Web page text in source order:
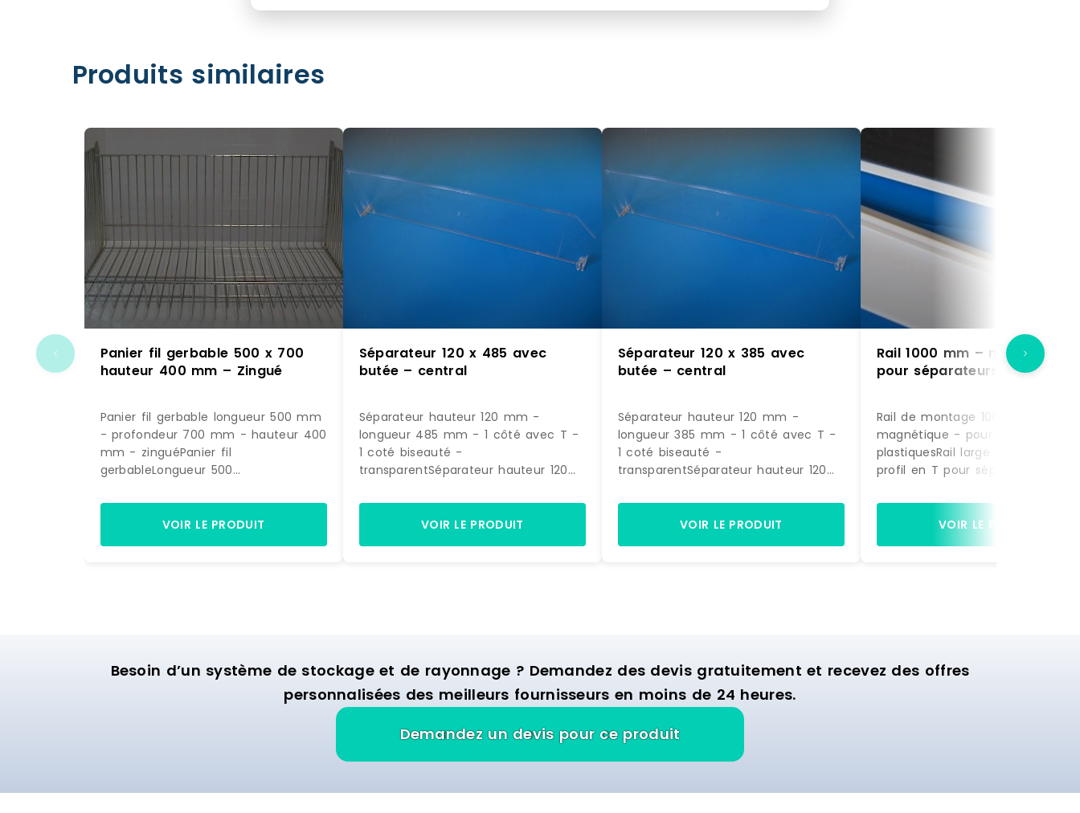
Produits similaires
Panier fil gerbable 500 x 700
hauteur 400 mm – Zingué
Panier fil gerbable longueur 500 mm
- profondeur 700 mm - hauteur 400
mm - zinguéPanier fil
gerbableLongueur 500
mmFinition: zinguée Peut être équipé
d'un porte-étiquette Fabrication en
UE Référence : FP 0050070 40 ZN
VOIR LE PRODUIT
Séparateur 120 x 485 avec
butée – central
Séparateur hauteur 120 mm -
longueur 485 mm - 1 côté avec T -
1 coté biseauté -
transparentSéparateur hauteur 120
T - 1 coté biseautépolycarbonate
injecté 3 mm - transparent A clipser
sur rail Fabriqué en
VOIR LE PRODUIT
Séparateur 120 x 385 avec
butée – central
Séparateur hauteur 120 mm -
longueur 385 mm - 1 côté avec T -
1 coté biseauté -
transparentSéparateur hauteur 120
T - 1 coté biseautépolycarbonate
injecté 3 mm - transparent A clipser
sur rail Fabriqué en EU SPIVIT120/385
VOIR LE PRODUIT
Rail 1000 mm – magnétique
pour séparateurs
Rail de montage 1000 mm -
magnétique - pour séparateurs
plastiquesRail large magnétique
profil en T pour séparateurs
Fabriqué en EU RAILMAG Référence :
RS 010001005 0000 Marque : SPI
VOIR LE PRODUIT
Besoin d’un système de stockage et de rayonnage ? Demandez des devis gratuitement et recevez des offres
personnalisées des meilleurs fournisseurs en moins de 24 heures.
Demandez un devis pour ce produit